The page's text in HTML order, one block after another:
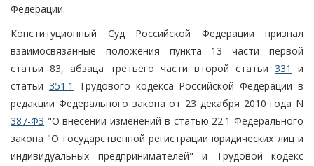
Федерации.
Конституционный Суд Российской Федерации признал
взаимосвязанные положения пункта 13 части первой
статьи 83, абзаца третьего части второй статьи 331
и
статьи 351.1
Трудового кодекса Российской Федерации в
редакции Федерального закона от 23 декабря 2010 года N
387-ФЗ "О внесении изменений в статью 22.1 Федерального
закона "О государственной регистрации юридических лиц и
индивидуальных предпринимателей" и Трудовой кодекс